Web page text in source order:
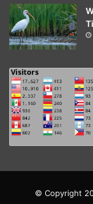
© Copyright